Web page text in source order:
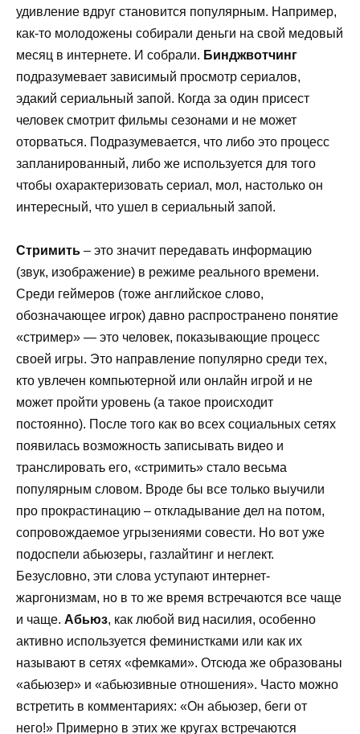
удивление вдруг становится популярным. Например,
как-то молодожены собирали деньги на свой медовый
месяц в интернете. И собрали. Бинджвотчинг
подразумевает зависимый просмотр сериалов,
эдакий сериальный запой. Когда за один присест
человек смотрит фильмы сезонами и не может
оторваться. Подразумевается, что либо это процесс
запланированный, либо же используется для того
чтобы охарактеризовать сериал, мол, настолько он
интересный, что ушел в сериальный запой.
Стримить – это значит передавать информацию
(звук, изображение) в режиме реального времени.
Среди геймеров (тоже английское слово,
обозначающее игрок) давно распространено понятие
«стример» — это человек, показывающие процесс
своей игры. Это направление популярно среди тех,
кто увлечен компьютерной или онлайн игрой и не
может пройти уровень (а такое происходит
постоянно). После того как во всех социальных сетях
появилась возможность записывать видео и
транслировать его, «стримить» стало весьма
популярным словом. Вроде бы все только выучили
про прокрастинацию – откладывание дел на потом,
сопровождаемое угрызениями совести. Но вот уже
подоспели абьюзеры, газлайтинг и неглект.
Безусловно, эти слова уступают интернет-
жаргонизмам, но в то же время встречаются все чаще
и чаще. Абьюз, как любой вид насилия, особенно
активно используется феминистками или как их
называют в сетях «фемками». Отсюда же образованы
«абьюзер» и «абьюзивные отношения». Часто можно
встретить в комментариях: «Он абьюзер, беги от
него!» Примерно в этих же кругах встречаются